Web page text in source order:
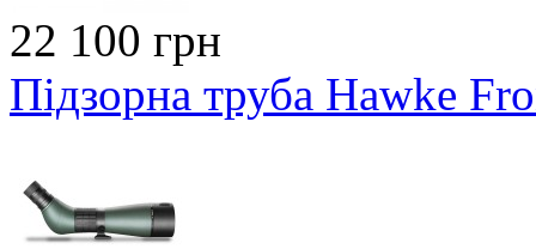
22 100 грн
Підзорна труба Hawke